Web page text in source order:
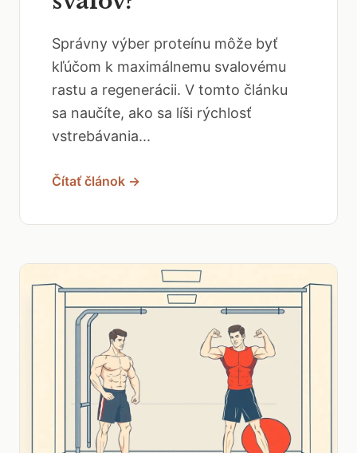
Správny výber proteínu môže byť
kľúčom k maximálnemu svalovému
rastu a regenerácii. V tomto článku
sa naučíte, ako sa líši rýchlosť
vstrebávania...
Čítať článok →